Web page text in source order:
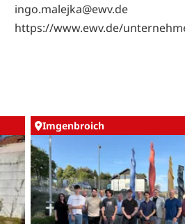
https://www.ewv.de/
Imgenbroich